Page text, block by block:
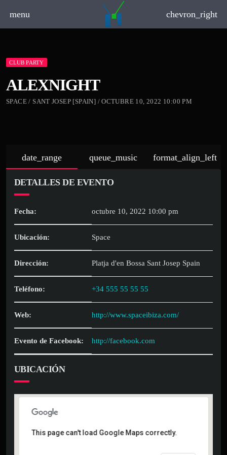
menu chevron_right
CLUB PARTY
ALEXNIGHT
SPACE / SANT JOSEP [SPAIN] / OCTUBRE 10, 2022 10:00 PM
date_range queue_music format_align_left
DETALLES DE EVENTO
Fecha: octubre 10, 2022 10:00 pm
Ubicación: Space
Dirección: Platja d'en Bossa Sant Josep Spain
Teléfono: +34 555 55 55 55
Web: http://www.spaceibiza.com/
Evento de Facebook: http://facebook.com
UBICACIÓN
This page can't load Google Maps correctly.
This page can't load Google Maps correctly.